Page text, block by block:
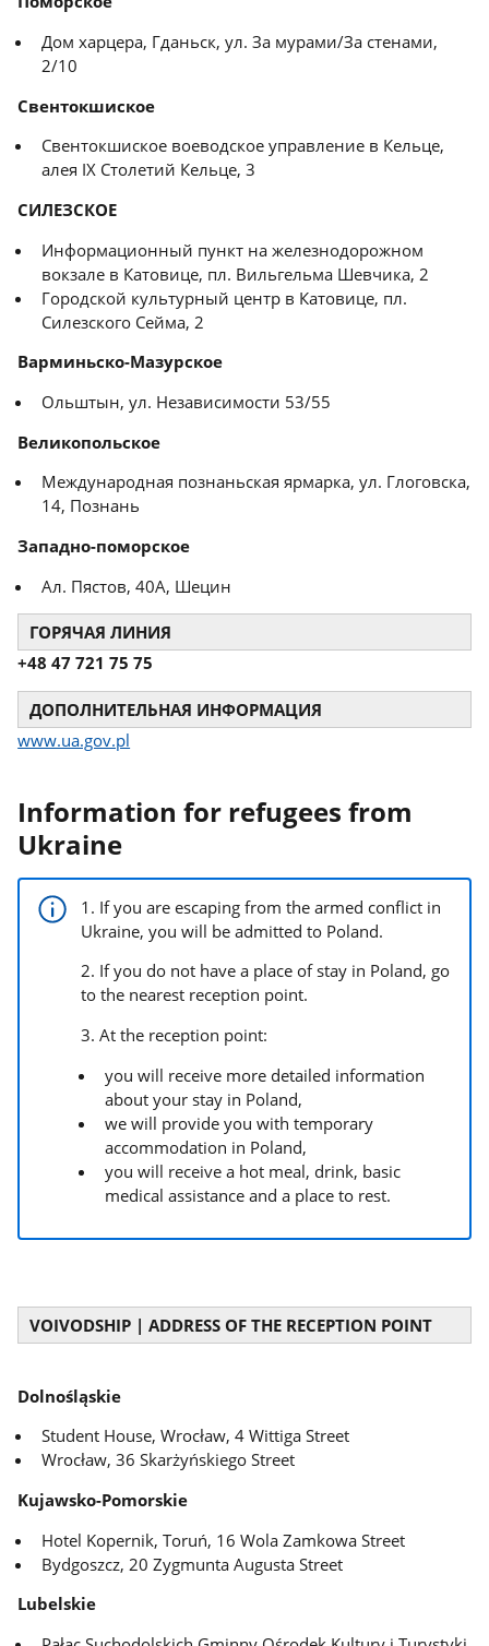
Дом харцера, Гданьск, ул. За мурами/За стенами,
2/10
Свентокшиское
Свентокшиское воеводское управление в Кельце,
алея IX Столетий Кельце, 3
СИЛЕЗСКОЕ
Информационный пункт на железнодорожном
вокзале в Катовице, пл. Вильгельма Шевчика, 2
Городской культурный центр в Катовице, пл.
Силезского Сейма, 2
Варминьско-Мазурское
Ольштын, ул. Независимости 53/55
Великопольское
Международная познаньская ярмарка, ул. Глоговска,
14, Познань
Западно-поморское
Ал. Пястов, 40A, Шецин
ГОРЯЧАЯ ЛИНИЯ
+48 47 721 75 75
ДОПОЛНИТЕЛЬНАЯ ИНФОРМАЦИЯ
www.ua.gov.pl
Information for refugees from
Ukraine
1. If you are escaping from the armed conflict in
Ukraine, you will be admitted to Poland.
2. If you do not have a place of stay in Poland, go
to the nearest reception point.
3. At the reception point:
you will receive more detailed information
about your stay in Poland,
we will provide you with temporary
accommodation in Poland,
you will receive a hot meal, drink, basic
medical assistance and a place to rest.
VOIVODSHIP | ADDRESS OF THE RECEPTION POINT
Dolnośląskie
Student House, Wrocław, 4 Wittiga Street
Wrocław, 36 Skarżyńskiego Street
Kujawsko-Pomorskie
Hotel Kopernik, Toruń, 16 Wola Zamkowa Street
Bydgoszcz, 20 Zygmunta Augusta Street
Lubelskie